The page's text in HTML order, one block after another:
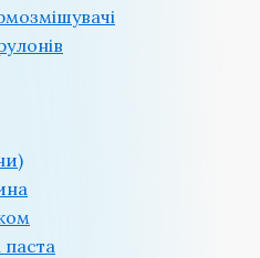
паста